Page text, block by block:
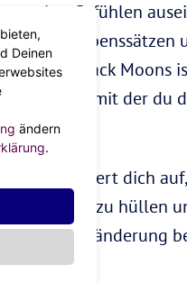
coolen Gefühlen
Glaubenssätzen
des Black Moons
zu surfen, mit der du
Sie fordert dich
Outfit zu hüllen
jede Veränderung
Deinen
ändern
.